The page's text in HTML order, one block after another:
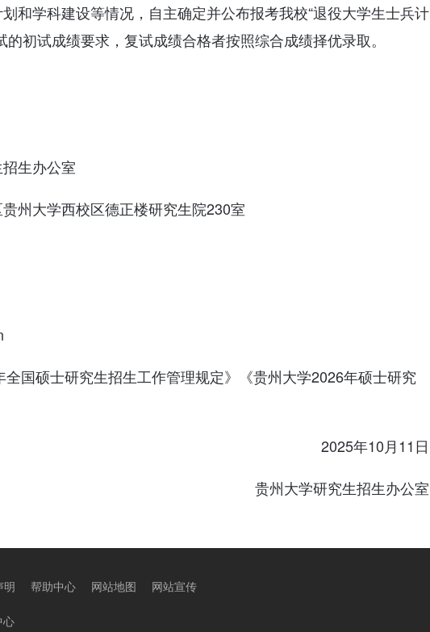
和学科建设等情况，自主确定并公布报考我校“退役大学生士兵计
初试成绩要求，复试成绩合格者按照综合成绩择优录取。
生办公室
州大学西校区德正楼研究生院230室
国硕士研究生招生工作管理规定》《贵州大学2026年硕士研究
2025年10月11日
贵州大学研究生招生办公室
明 帮助中心 网站地图 网站宣传
心